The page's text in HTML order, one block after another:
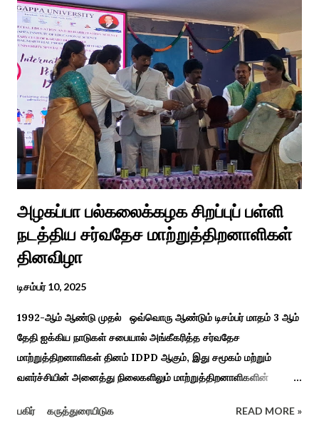
வைரலாகிகி யது. தமிழகத்தில் ஒவ்வொரு குடும்பத்திற்கும் திருமணப்
பழக்க வழக்கங்கள் ஜாதிய சமூக ரீதியாக வேறுபடும். அந்த வகையில்,
ஆராத்தி எடுக்கும் முறையும் சற்று வேறுபடுடன் தான் இருக்கும்.அப்படி
திருமணம் ஒன்றில் கொழுந்தியாள்கள் மூன்று பேர் இணைந்து
மாப்பிள்ளைக்கு ஆராத்தி எடுத்துள்ளனர். அப்போது மாப்பிள்ளையைக்
கேலியாக நகைச்சுவை உணர்வு பொங்க பாடிய வரிகளை வைத்து
அவர்கள் பாடிய பாடல் இணையதளத்தில் வைரலாகிறது.“மாடு மேய்த்த
மச்சான்” என...
அழகப்பா பல்கலைக்கழக சிறப்புப் பள்ளி
நடத்திய சர்வதேச மாற்றுத்திறனாளிகள்
தினவிழா
டிசம்பர் 10, 2025
1992-ஆம் ஆண்டு முதல் ஒவ்வொரு ஆண்டும் டிசம்பர் மாதம் 3 ஆம்
தேதி ஐக்கிய நாடுகள் சபையால் அங்கீகரித்த சர்வதேச
மாற்றுத்திறனாளிகள் தினம் IDPD ஆகும், இது சமூகம் மற்றும்
வளர்ச்சியின் அனைத்து நிலைகளிலும் மாற்றுத்திறனாளிகளின்
நோக்கமாகக் கொண்டது. சமூகத்தில் மாற்றுத்திறனாளிகளின்
பகிர் கருத்துரையிடுக READ MORE »